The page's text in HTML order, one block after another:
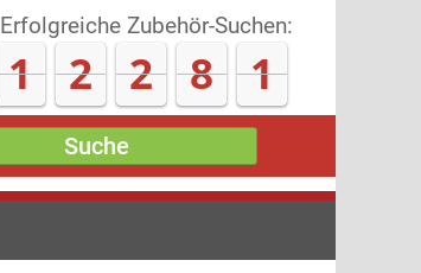
Erfolgreiche Zubehör-Suchen:
1 2 3 1 1
Suche